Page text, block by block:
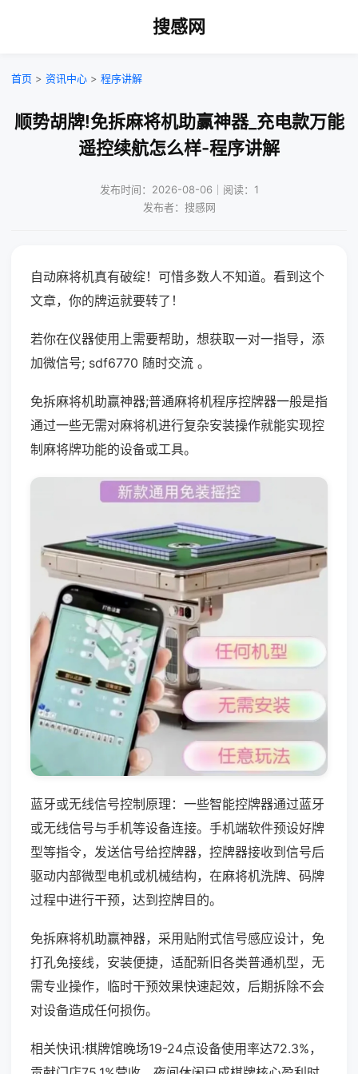
搜感网
首页 > 资讯中心 > 程序讲解
顺势胡牌!免拆麻将机助赢神器_充电款万能
遥控续航怎么样-程序讲解
发布时间：2026-08-06｜阅读：1
发布者：搜感网
自动麻将机真有破绽！可惜多数人不知道。看到这个
文章，你的牌运就要转了！
若你在仪器使用上需要帮助，想获取一对一指导，添
加微信号; sdf6770 随时交流 。
免拆麻将机助赢神器;普通麻将机程序控牌器一般是指
通过一些无需对麻将机进行复杂安装操作就能实现控
制麻将牌功能的设备或工具。
蓝牙或无线信号控制原理：一些智能控牌器通过蓝牙
或无线信号与手机等设备连接。手机端软件预设好牌
型等指令，发送信号给控牌器，控牌器接收到信号后
驱动内部微型电机或机械结构，在麻将机洗牌、码牌
过程中进行干预，达到控牌目的。
免拆麻将机助赢神器，采用贴附式信号感应设计，免
打孔免接线，安装便捷，适配新旧各类普通机型，无
需专业操作，临时干预效果快速起效，后期拆除不会
对设备造成任何损伤。
相关快讯:棋牌馆晚场19-24点设备使用率达72.3%，